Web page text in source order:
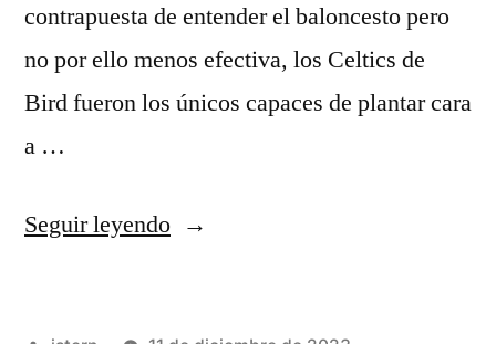
contrapuesta de entender el baloncesto pero
no por ello menos efectiva, los Celtics de
Bird fueron los únicos capaces de plantar cara
a …
Seguir leyendo«giannis